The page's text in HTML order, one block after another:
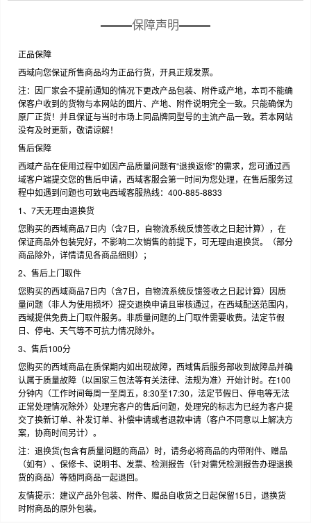
保障声明
正品保障
西域向您保证所售商品均为正品行货，开具正规发票。
注：因厂家会不提前通知的情况下更改产品包装、附件或产地，本司不能确
保客户收到的货物与本网站的图片、产地、附件说明完全一致。只能确保为
原厂正货！并且保证与当时市场上同品牌同型号的主流产品一致。若本网站
没有及时更新，敬请谅解！
售后保障
西域产品在使用过程中如因产品质量问题有“退换返修”的需求，您可通过西
域客户端提交您的售后申请，西域客服会第一时间为您处理，在售后服务过
程中如遇到问题也可致电西域客服热线：400-885-8833
1、7天无理由退换货
您购买的西域商品7日内（含7日，自物流系统反馈签收之日起计算），在
保证商品外包装完好，不影响二次销售的前提下，可无理由退换货。（部分
商品除外，详情请见各商品细则）；
2、售后上门取件
您购买的西域商品7日内（含7日，自物流系统反馈签收之日起计算）因质
量问题（非人为使用损坏）提交退换申请且审核通过，在西域配送范围内，
西域提供免费上门取件服务。非质量问题的上门取件需要收费。法定节假
日、停电、天气等不可抗力情况除外。
3、售后100分
您购买的西域商品在质保期内如出现故障，西域售后服务部收到故障品并确
认属于质量故障（以国家三包法等有关法律、法规为准）开始计时。在100
分钟内（工作时间每周一至周五，8:30至17:30，法定节假日、停电等无法
正常处理情况除外）处理完客户的售后问题，处理完的标志为已经为客户提
交了换新订单、补发订单、补偿申请或者退款申请（客户不同意以上解决方
案，协商时间另计）。
注：退换货(包含有质量问题的商品）时，请务必将商品的内带附件、赠品
（如有）、保修卡、说明书、发票、检测报告（针对需凭检测报告办理退换
货的商品）等随同商品一起退回。
友情提示：建议产品外包装、附件、赠品自收货之日起保留15日，退换货
时附商品的原外包装。